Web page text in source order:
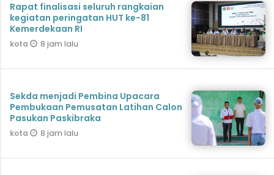
Rapat finalisasi seluruh rangkaian
kegiatan peringatan HUT ke-81
Kemerdekaan RI
kota 8 jam lalu
Sekda menjadi Pembina Upacara
Pembukaan Pemusatan Latihan Calon
Pasukan Paskibraka
kota 8 jam lalu